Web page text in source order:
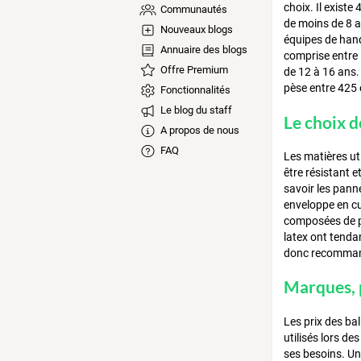
Communautés
Nouveaux blogs
Annuaire des blogs
Offre Premium
Fonctionnalités
Le blog du staff
A propos de nous
FAQ
choix. Il existe
de moins de 8
équipes de
comprise entre
de 12 à 16
pèse entre
Le choix
Les matières
être résistant
savoir les
enveloppe en
composées de
latex ont
donc
Marques,
Les prix des
utilisés lors
ses besoins.